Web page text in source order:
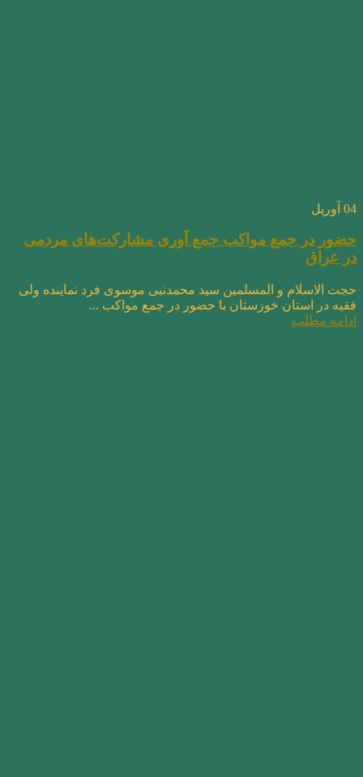
04 آوریل
حضور در جمع مواکب جمع آوری مشارکت‌های مردمی
در عراق
حجت الاسلام و المسلمین سید محمدنبی موسوی فرد نماینده ولی
فقیه در استان خوزستان با حضور در جمع مواکب ...
ادامه مطلب